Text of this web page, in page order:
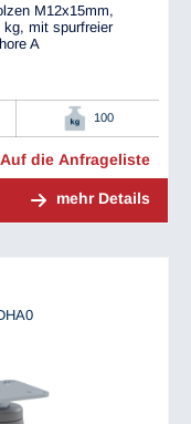
M12x15mm,
kg, mit spurfreier
A
100
Auf die Anfrageliste
mehr Details